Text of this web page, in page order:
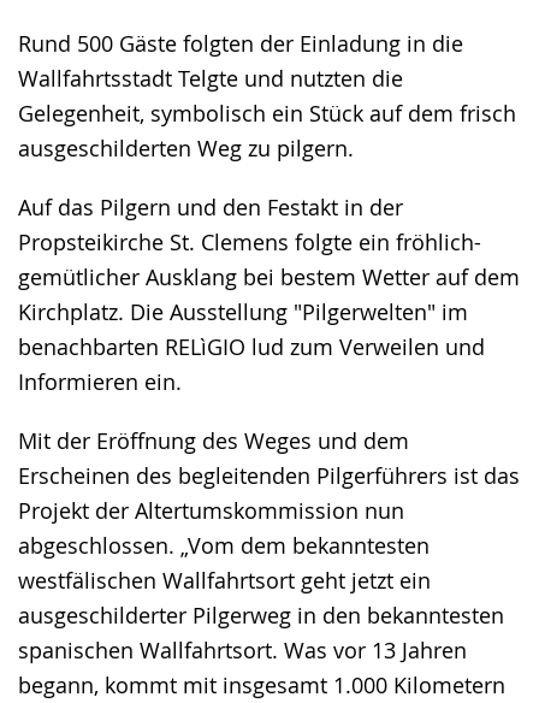
Rund 500 Gäste folgten der Einladung in die
Wallfahrtsstadt Telgte und nutzten die
Gelegenheit, symbolisch ein Stück auf dem frisch
ausgeschilderten Weg zu pilgern.
Auf das Pilgern und den Festakt in der
Propsteikirche St. Clemens folgte ein fröhlich-
gemütlicher Ausklang bei bestem Wetter auf dem
Kirchplatz. Die Ausstellung "Pilgerwelten" im
benachbarten RELìGIO lud zum Verweilen und
Informieren ein.
Mit der Eröffnung des Weges und dem
Erscheinen des begleitenden Pilgerführers ist das
Projekt der Altertumskommission nun
abgeschlossen. „Vom dem bekanntesten
westfälischen Wallfahrtsort geht jetzt ein
ausgeschilderter Pilgerweg in den bekanntesten
spanischen Wallfahrtsort. Was vor 13 Jahren
begann, kommt mit insgesamt 1.000 Kilometern